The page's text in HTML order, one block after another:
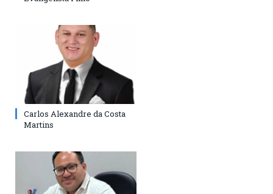
Carlos Alexandre da Costa
Martins